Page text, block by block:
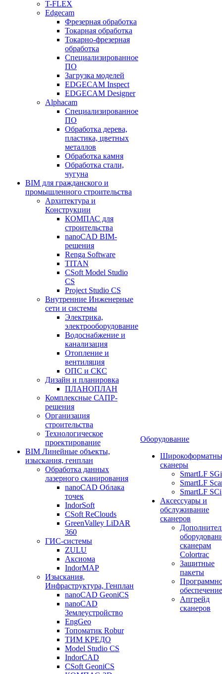
T-FLEX
Edgecam
Фрезерная обработка
Токарная обработка
Токарно-фрезерная
обработка
Специализированное
ПО
Загрузка моделей
EDGECAM Inspect
EDGECAM Designer
Alphacam
Специализированное
ПО
Обработка дерева,
пластика, цветных
металлов
Обработка камня
Обработка стали,
чугуна
BIM для гражданского и
промышленного строительства
Архитектура и
Конструкции
КОМПАС для
строительства
nanoCAD BIM-
решения
Renga Software
TITAN
CSoft Model Studio
CS
Project Studio CS
Внутренние Инженерные
сети и системы
Электрика,
электрооборудование
Водоснабжение и
канализация
Отопление и
вентиляция
ОПС и СКС
Дизайн и планировка
ПЛАНОПЛАН
Комплексные САПР-
решения
Организация
строительства
Технологическое
проектирование
BIM Линейные объекты,
изыскания, генплан
Обработка данных
лазерного сканирования
nanoCAD Облака
точек
IndorSoft
CSoft ReClouds
GreenValley LiDAR
360
ГИС-системы
ZULU
Аксиома
IndorMAP
Изыскания,
Инфраструктура, Генплан
nanoCAD GeoniCS
nanoCAD
Землеустройство
EngGeo
Топоматик Robur
ТИМ КРЕДО
Model Studio CS
IndorCAD
CSoft GeoniCS
Оборудование
сканеры
SmartLF SGi
SmartLF
SmartLF SCi
Аксессуары и
обслуживание
сканеров
сканерам
Colortrac
Защитные
пакеты
обеспечение
Апгрейд
сканеров